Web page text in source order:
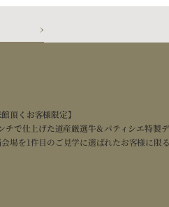
族だけでの会食、お急ぎの方々もしっかり
学可能なフェア！
アです。さらに、来館で早割特典もご用意
で宮の森フランセスの魅力をご紹介/会場
他ご相談等もプランナーが一から伺います
頂くお客様限定】
チで仕上げた道産厳選牛＆パティシエ特製
場を1件目のご見学に選ばれたお客様に限る